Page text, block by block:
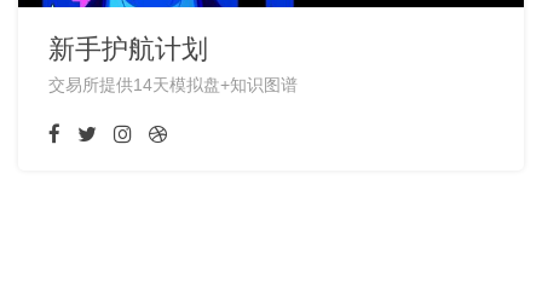
新手护航计划
交易所提供14天模拟盘+知识图谱